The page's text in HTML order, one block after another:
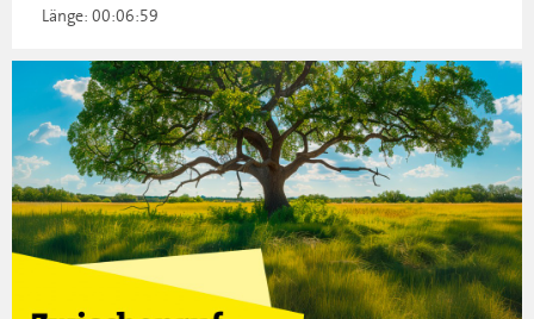
Länge: 00:06:59